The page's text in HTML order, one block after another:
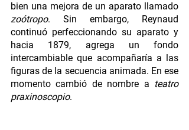
zoótropo. Sin embargo, Reynaud
continuó perfeccionando su aparato y
hacia 1879, agrega un fondo
intercambiable que acompañaría a las
figuras de la secuencia animada. En ese
momento cambió de nombre a teatro
praxinoscopio.